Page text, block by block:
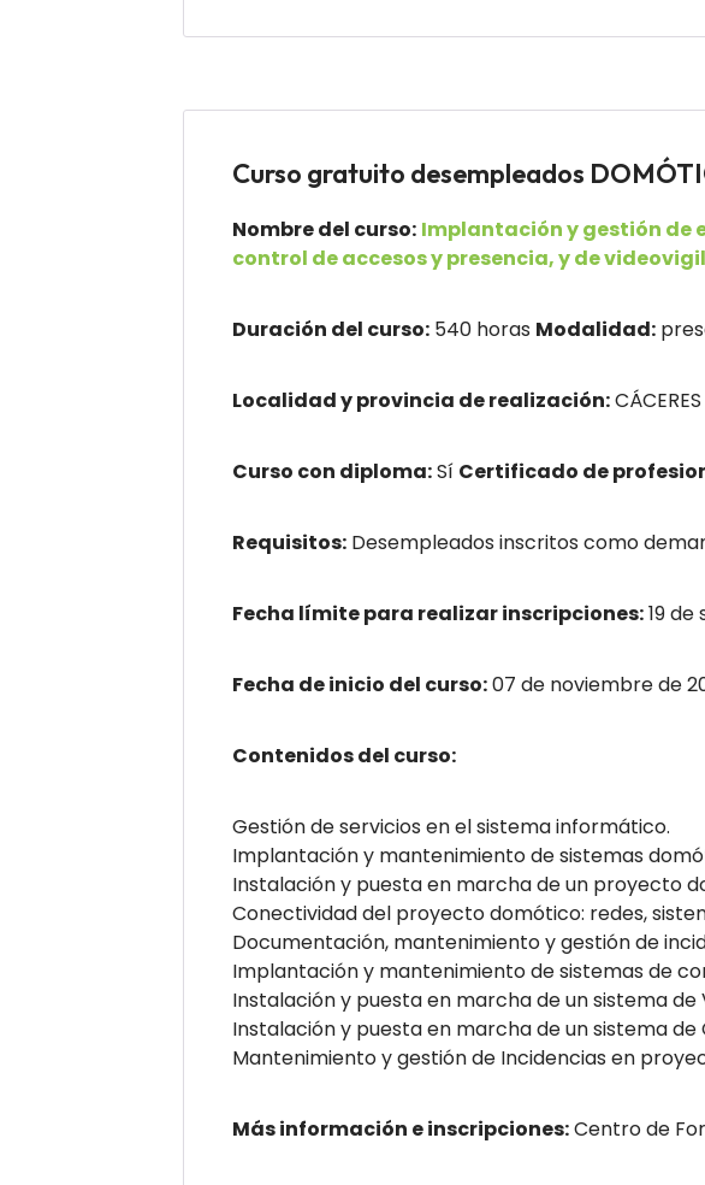
Curso gratuito desempleados
Nombre del curso: Implantación y gestión de
control de accesos y presencia, y de
Duración del curso: 540 horas Modalidad:
Localidad y provincia de realización:CÁCERES
Curso con diploma:Sí Certificado de
Requisitos: Desempleados inscritos como
Fecha límite para realizar inscripciones:19
Fecha de inicio del curso:07 de noviembre de
Contenidos del curso:
Gestión de servicios en el sistema informático.
Implantación y mantenimiento de sistemas
Instalación y puesta en marcha de un proyecto
Conectividad del proyecto domótico: redes,
Documentación, mantenimiento y gestión de
Implantación y mantenimiento de sistemas de
Instalación y puesta en marcha de un sistema de
Instalación y puesta en marcha de un sistema
Mantenimiento y gestión de Incidencias en
Más información e inscripciones:Centro de